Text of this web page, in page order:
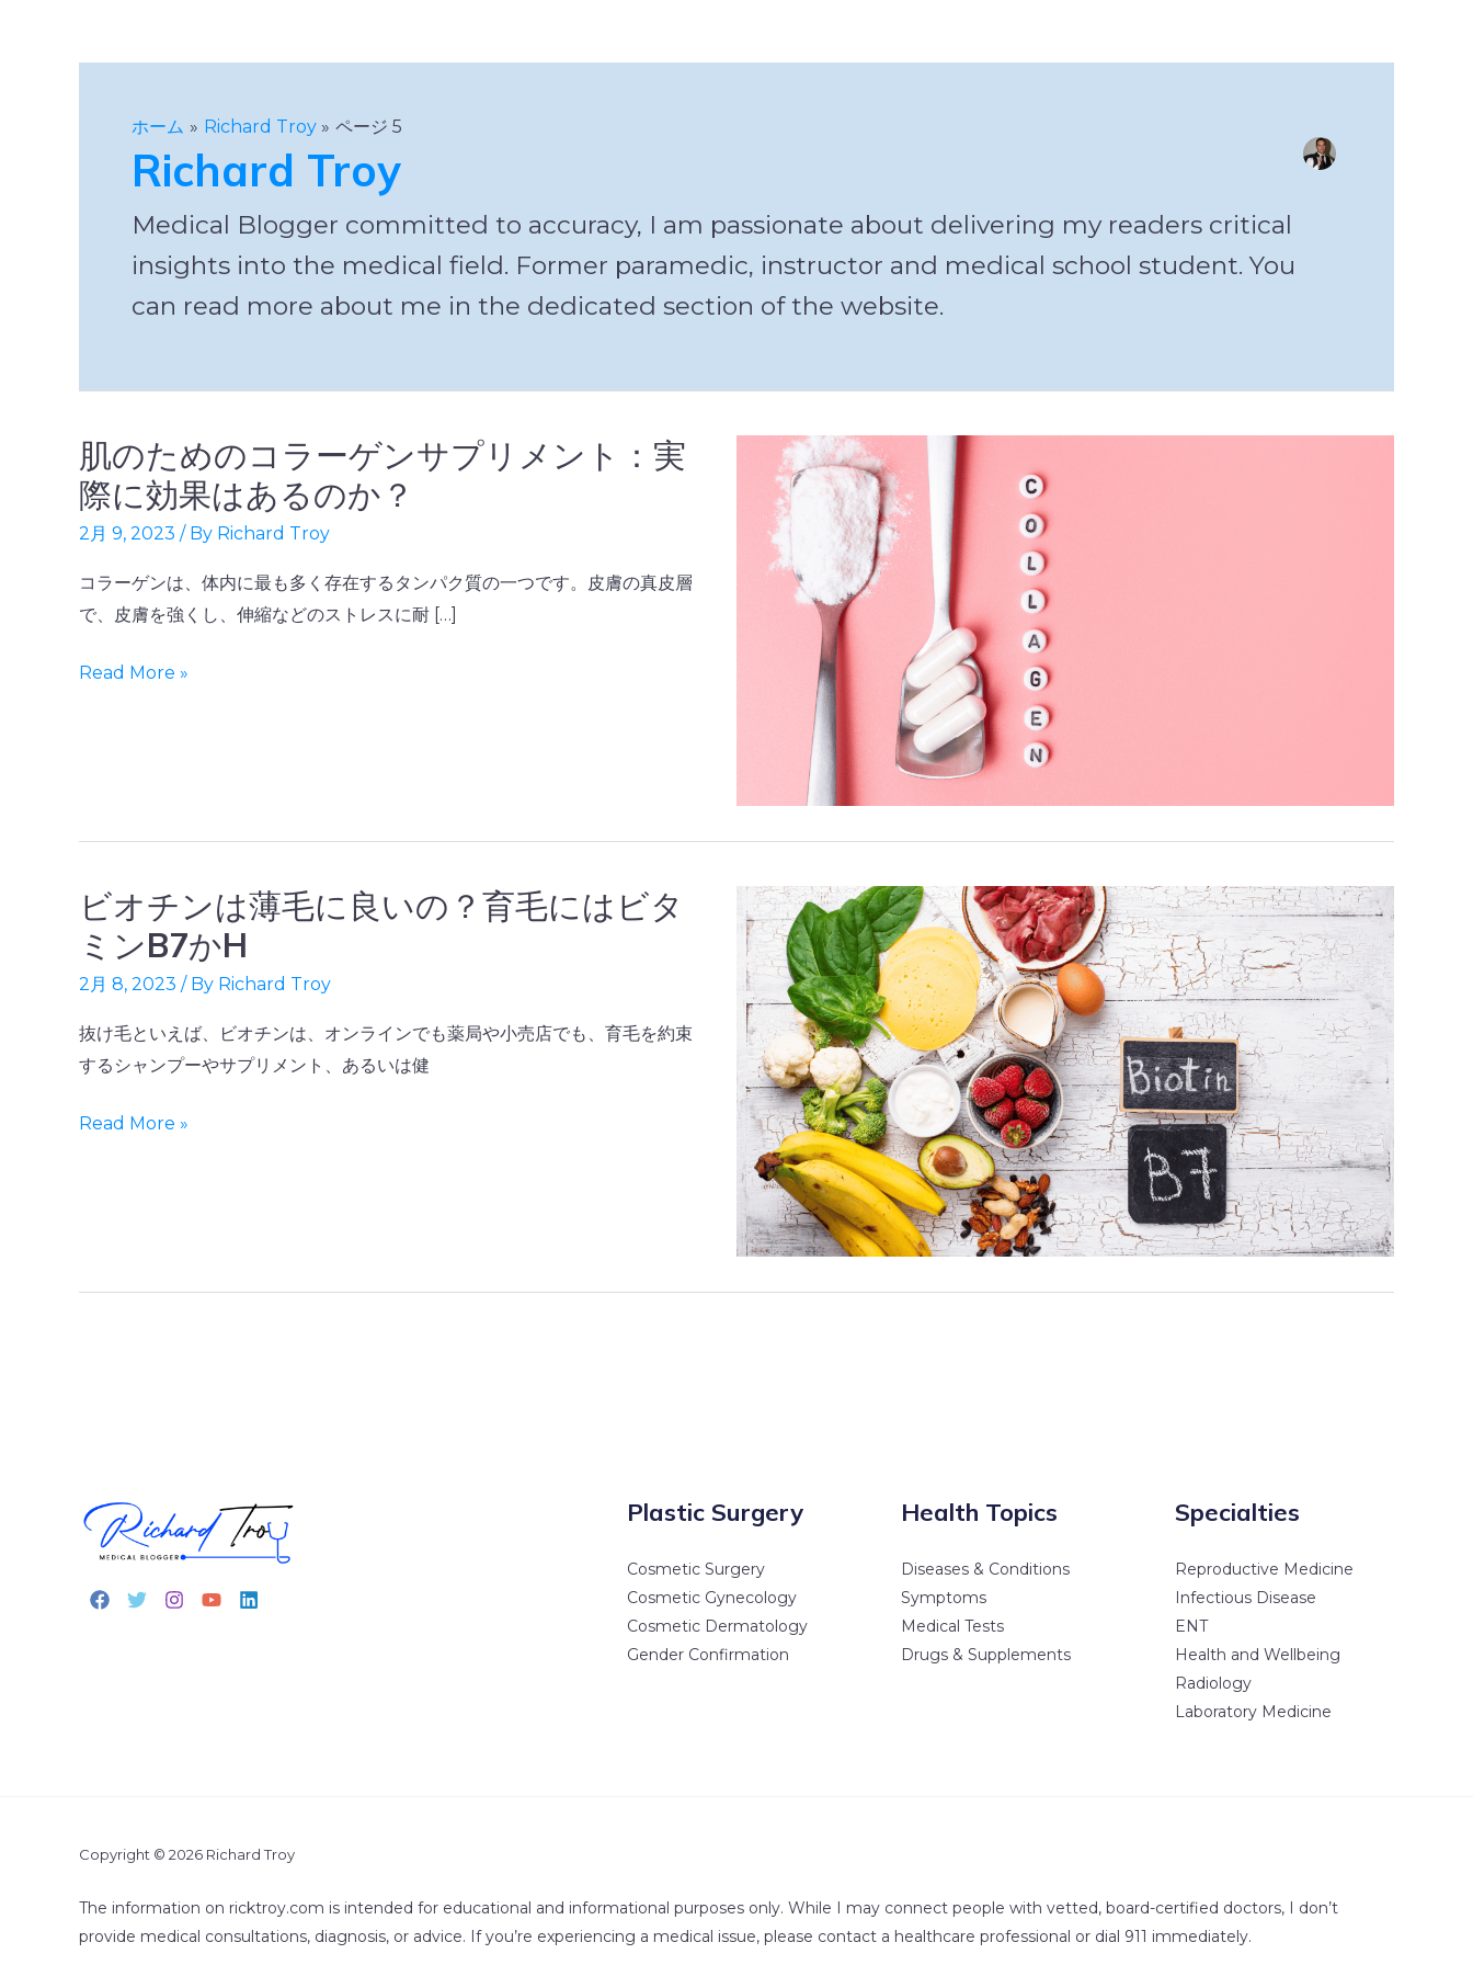
ホーム Richard Troy ページ 5
Richard Troy
Medical Blogger committed to accuracy, I am passionate about delivering my readers critical
insights into the medical field. Former paramedic, instructor and medical school student. You
can read more about me in the dedicated section of the website.
肌のためのコラーゲンサプリメント：実
際に効果はあるのか？
2月 9, 2023 / By Richard Troy
コラーゲンは、体内に最も多く存在するタンパク質の一つです。皮膚の真皮層
で、皮膚を強くし、伸縮などのストレスに耐 […]
肌
の
た
め
の
コ
ー
ン
ト：
実
際
に
効
は
Read More »
ビオチンは薄毛に良いの？育毛にはビタ
ミンB7かH
2月 8, 2023 / By Richard Troy
抜け毛といえば、ビオチンは、オンラインでも薬局や小売店でも、育毛を約束
するシャンプーやサプリメント、あるいは健
ビ
オ
チ
ン
は
薄
に
B7
か
Read More »
Plastic Surgery
Cosmetic Surgery
Cosmetic Gynecology
Cosmetic Dermatology
Gender Confirmation
Health Topics
Diseases & Conditions
Symptoms
Medical Tests
Drugs & Supplements
Specialties
Reproductive Medicine
Infectious Disease
ENT
Health and Wellbeing
Radiology
Laboratory Medicine
Copyright © 2026 Richard Troy
The information on ricktroy.com is intended for educational and informational purposes only. While I may connect people with vetted, board-certified doctors, I don’t
provide medical consultations, diagnosis, or advice. If you’re experiencing a medical issue, please contact a healthcare professional or dial 911 immediately.